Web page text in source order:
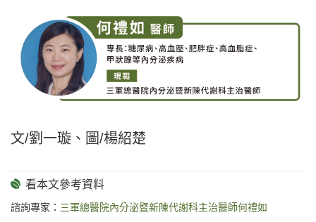
文/劉一璇、圖/楊紹楚
諮詢專家： 三軍總醫院內分泌暨新陳代謝科主治醫師何禮如